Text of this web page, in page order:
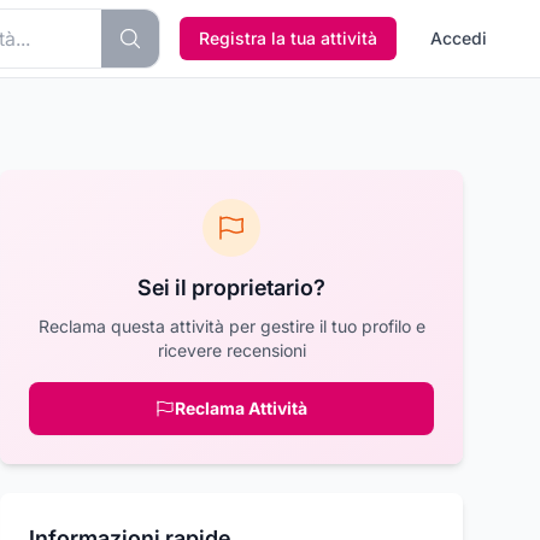
Registra la tua attività Accedi
Sei il proprietario?
Reclama questa attività per gestire il tuo profilo e
ricevere recensioni
Reclama Attività